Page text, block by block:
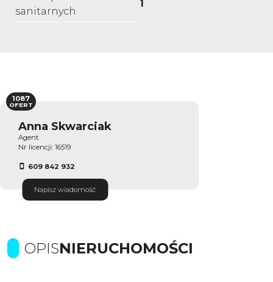
sanitarnych
1
Anna Skwarciak
Agent
Nr licencji: 16519
609 842 932
Napisz wiadomość
1087
OFERT
OPISNIERUCHOMOŚCI